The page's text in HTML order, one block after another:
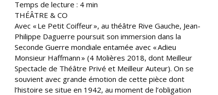
Temps de lecture : 4 min
THÉÂTRE & CO
Avec « Le Petit Coiffeur », au théâtre Rive Gauche, Jean-
Philippe Daguerre poursuit son immersion dans la
Seconde Guerre mondiale entamée avec « Adieu
Monsieur Haffmann » (4 Molières 2018, dont Meilleur
Spectacle de Théâtre Privé et Meilleur Auteur). On se
souvient avec grande émotion de cette pièce dont
l’histoire se situe en 1942, au moment de l’obligation